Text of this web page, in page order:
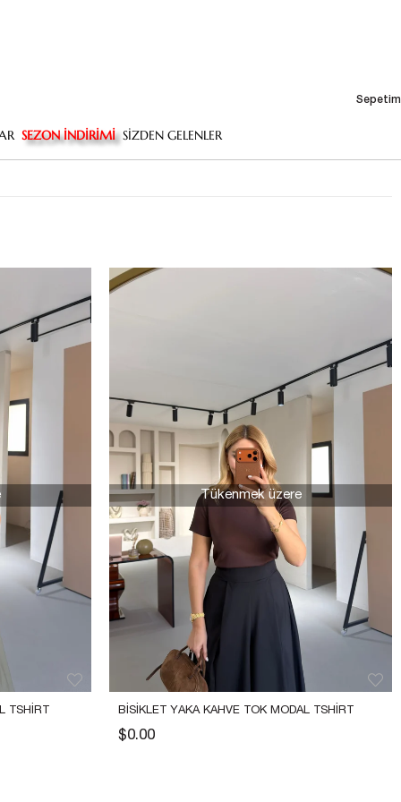
Sepetim
SEZON İNDİRİMİ SİZDEN GELENLER
TSHIRT BISIKLET YAKA KAHVE TOK MODAL TSHIRT
$0.00
Tükenmek üzere